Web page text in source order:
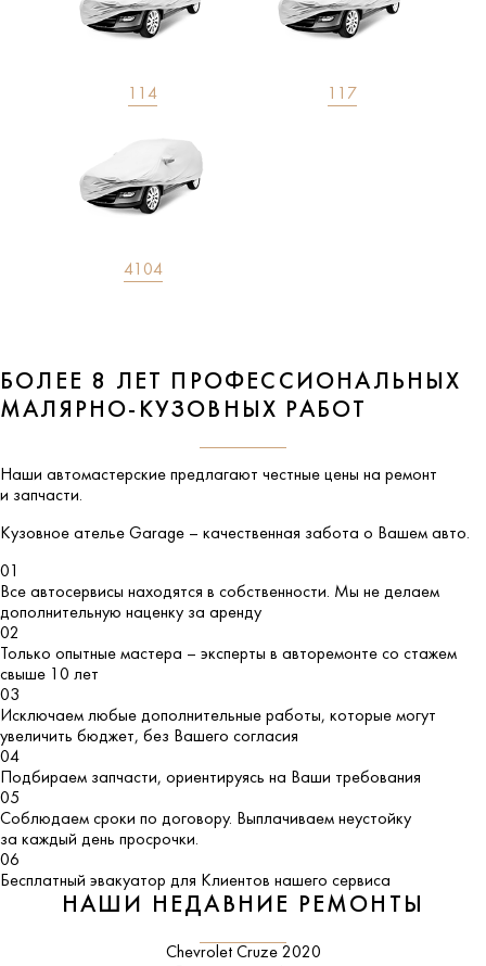
114 117
4104
БОЛЕЕ 8 ЛЕТ ПРОФЕССИОНАЛЬНЫХ
МАЛЯРНО-КУЗОВНЫХ РАБОТ
Наши автомастерские предлагают честные цены на ремонт
и запчасти.
Кузовное ателье Garage – качественная забота о Вашем авто.
01
Все автосервисы находятся в собственности. Мы не делаем
дополнительную наценку за аренду
02
Только опытные мастера – эксперты в авторемонте со стажем
свыше 10 лет
03
Исключаем любые дополнительные работы, которые могут
увеличить бюджет, без Вашего согласия
04
Подбираем запчасти, ориентируясь на Ваши требования
05
Соблюдаем сроки по договору. Выплачиваем неустойку
за каждый день просрочки.
06
Бесплатный эвакуатор для Клиентов нашего сервиса
НАШИ НЕДАВНИЕ РЕМОНТЫ
Chevrolet Cruze 2020